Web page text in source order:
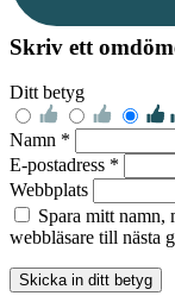
Skriv ett
Ditt betyg
Namn *
E-postadress *
Webbplats
Spara mitt namn,
webbläsare till nästa